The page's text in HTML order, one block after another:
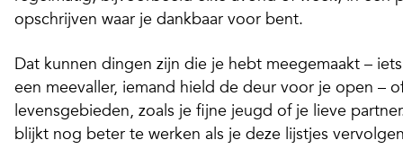
opschrijven waar je dankbaar voor bent.
Dat kunnen dingen zijn die je hebt meegemaakt –
een meevaller, iemand hield de deur voor je open –
levensgebieden, zoals je fijne jeugd of je lieve
blijkt nog beter te werken als je deze lijstjes